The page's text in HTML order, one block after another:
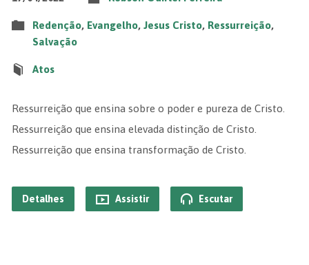
Redenção, Evangelho, Jesus Cristo, Ressurreição,
Salvação
Atos
Ressurreição que ensina sobre o poder e pureza de Cristo.
Ressurreição que ensina elevada distinção de Cristo.
Ressurreição que ensina transformação de Cristo.
Detalhes Assistir Escutar